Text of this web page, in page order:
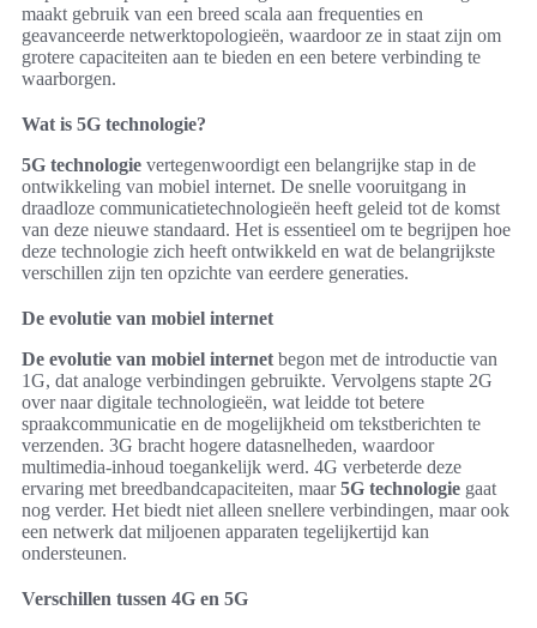
maakt gebruik van een breed scala aan frequenties en
geavanceerde netwerktopologieën, waardoor ze in staat zijn om
grotere capaciteiten aan te bieden en een betere verbinding te
waarborgen.
Wat is 5G technologie?
5G technologie vertegenwoordigt een belangrijke stap in de
ontwikkeling van mobiel internet. De snelle vooruitgang in
draadloze communicatietechnologieën heeft geleid tot de komst
van deze nieuwe standaard. Het is essentieel om te begrijpen hoe
deze technologie zich heeft ontwikkeld en wat de belangrijkste
verschillen zijn ten opzichte van eerdere generaties.
De evolutie van mobiel internet
De evolutie van mobiel internet begon met de introductie van
1G, dat analoge verbindingen gebruikte. Vervolgens stapte 2G
over naar digitale technologieën, wat leidde tot betere
spraakcommunicatie en de mogelijkheid om tekstberichten te
verzenden. 3G bracht hogere datasnelheden, waardoor
multimedia-inhoud toegankelijk werd. 4G verbeterde deze
ervaring met breedbandcapaciteiten, maar5G technologie gaat
nog verder. Het biedt niet alleen snellere verbindingen, maar ook
een netwerk dat miljoenen apparaten tegelijkertijd kan
ondersteunen.
Verschillen tussen 4G en 5G